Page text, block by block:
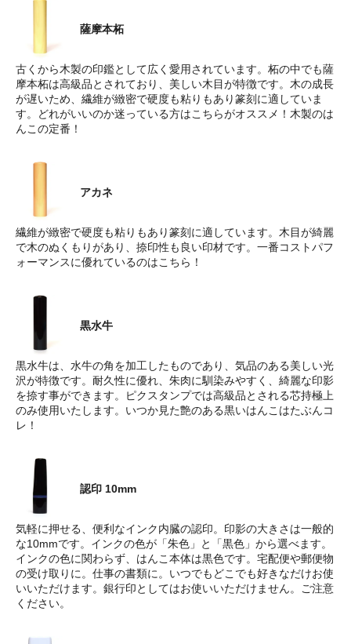
薩摩本柘
古くから木製の印鑑として広く愛用されています。柘の中でも薩
摩本柘は高級品とされており、美しい木目が特徴です。木の成長
が遅いため、繊維が緻密で硬度も粘りもあり篆刻に適していま
す。どれがいいのか迷っている方はこちらがオススメ！木製のは
んこの定番！
アカネ
繊維が緻密で硬度も粘りもあり篆刻に適しています。木目が綺麗
で木のぬくもりがあり、捺印性も良い印材です。一番コストパフ
ォーマンスに優れているのはこちら！
黒水牛
黒水牛は、水牛の角を加工したものであり、気品のある美しい光
沢が特徴です。耐久性に優れ、朱肉に馴染みやすく、綺麗な印影
を捺す事ができます。ピクスタンプでは高級品とされる芯持極上
のみ使用いたします。いつか見た艶のある黒いはんこはたぶんコ
レ！
認印 10mm
気軽に押せる、便利なインク内臓の認印。印影の大きさは一般的
な10mmです。インクの色が「朱色」と「黒色」から選べます。
インクの色に関わらず、はんこ本体は黒色です。宅配便や郵便物
の受け取りに。仕事の書類に。いつでもどこでも好きなだけお使
いいただけます。銀行印としてはお使いいただけません。ご注意
ください。